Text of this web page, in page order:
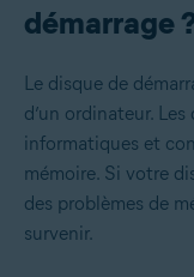
démarrage
Le disque de
d’un ordinateur.
informatiques et
mémoire. Si votre
des problèmes de
survenir.